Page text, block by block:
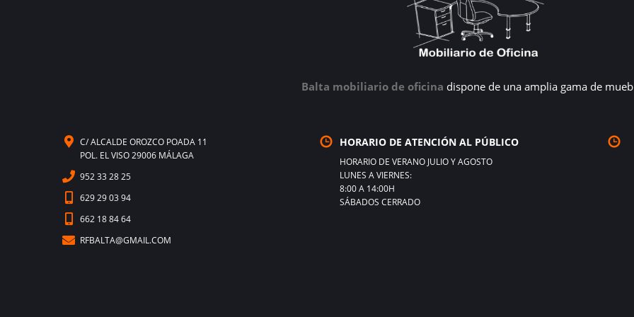
Balta mobiliario de oficina dispone de una amplia gama de
C/ ALCALDE OROZCO POADA 11
POL. EL VISO 29006 MÁLAGA
952 33 28 25
629 29 03 94
662 18 84 64
RFBALTA@GMAIL.COM
HORARIO DE ATENCIÓN AL PÚBLICO
HORARIO DE VERANO JULIO Y AGOSTO
LUNES A VIERNES:
8:00 A 14:00H
SÁBADOS CERRADO